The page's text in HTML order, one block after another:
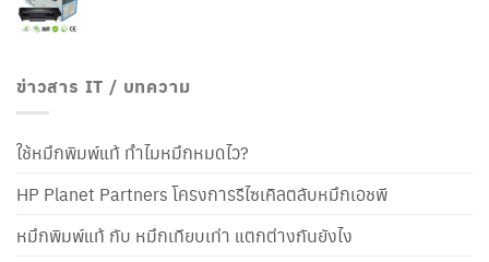
ข่าวสาร IT / บทความ
ใช้หมึกพิมพ์แท้ ทำไมหมึกหมดไว?
HP Planet Partners โครงการรีไซเคิลตลับหมึกเอชพี
หมึกพิมพ์แท้ กับ หมึกเทียบเท่า แตกต่างกันยังไง